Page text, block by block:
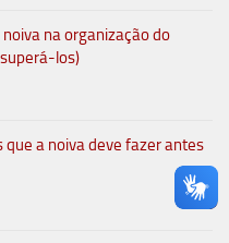
na organização do
los)
que a noiva deve fazer antes